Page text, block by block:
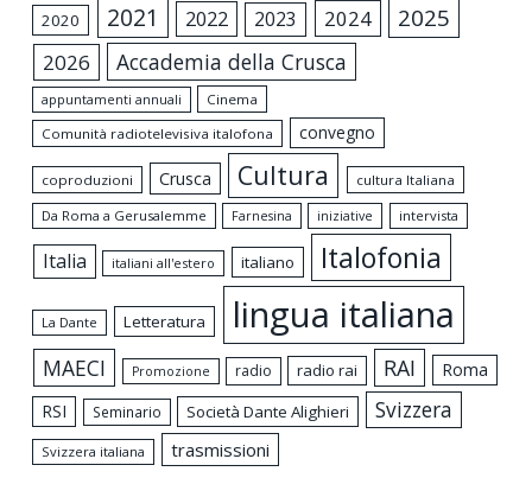
2020 2021 2022 2023 2024 2025
2026 Accademia della Crusca
appuntamenti annuali
Cinema
Comunità radiotelevisiva italofona
convegno
coproduzioni Crusca Cultura
cultura Italiana
Da Roma a Gerusalemme
Farnesina iniziative intervista
Italia italiani all'estero italiano Italofonia
La Dante Letteratura lingua italiana
MAECI Promozione radio radio rai RAI
Roma
RSI
Seminario Società Dante Alighieri Svizzera
Svizzera italiana trasmissioni